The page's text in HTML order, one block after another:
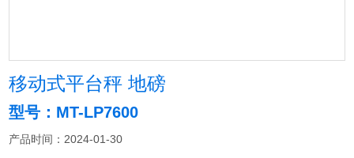
移动式平台秤 地磅
型号：MT-LP7600
产品时间：2024-01-30